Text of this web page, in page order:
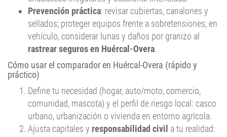
sellados; proteger equipos frente a sobretensiones; en
vehículo, considerar lunas y daños por granizo al
rastrear seguros en Huércal-Overa.
Cómo usar el comparador en Huércal-Overa (rápido y
Define tu necesidad (hogar, auto/moto, comercio,
comunidad, mascota) y el perfil de riesgo local: casco
urbano, urbanización o vivienda en entorno agrícola.
Ajusta capitales yresponsabilidad civila tu realidad:
continente/contenido en hogar; maquinaria y